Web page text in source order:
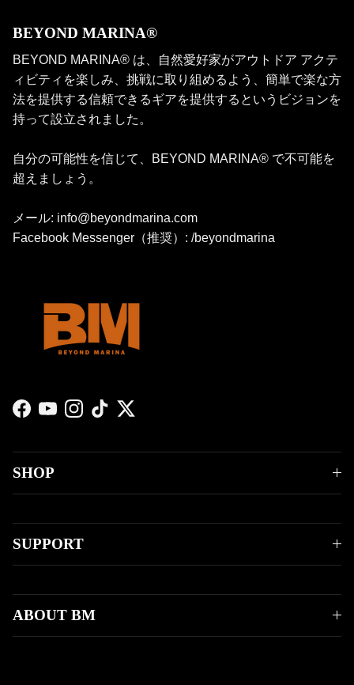
BEYOND MARINA®
BEYOND MARINA® は、自然愛好家がアウトドア アクテ
ィビティを楽しみ、挑戦に取り組めるよう、簡単で楽な方
法を提供する信頼できるギアを提供するというビジョンを
持って設立されました。
自分の可能性を信じて、BEYOND MARINA® で不可能を
超えましょう。
メール: info@beyondmarina.com
Facebook Messenger（推奨）: /beyondmarina
Facebook
YouTubeInstagram
TikTokTwitter
SHOP
SUPPORT
ABOUT BM